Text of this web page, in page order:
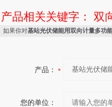
产品相关关键字： 双
如果你对基站光伏储能用双向计量多功
产品：
您的单位：